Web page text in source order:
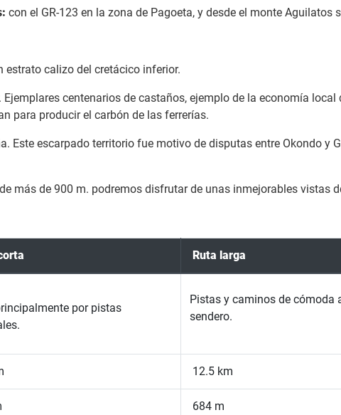
con el GR-123 en la zona de Pagoeta, y desde el monte
estrato calizo del cretácico inferior.
centenarios de castaños, ejemplo de la economía
para producir el carbón de las ferrerías.
Este escarpado territorio fue motivo de disputas entre Okondo y
más de 900 m. podremos disfrutar de unas inmejorables vistas
Ruta larga
por pistas
Pistas y caminos de cómoda
sendero.
12.5 km
684 m